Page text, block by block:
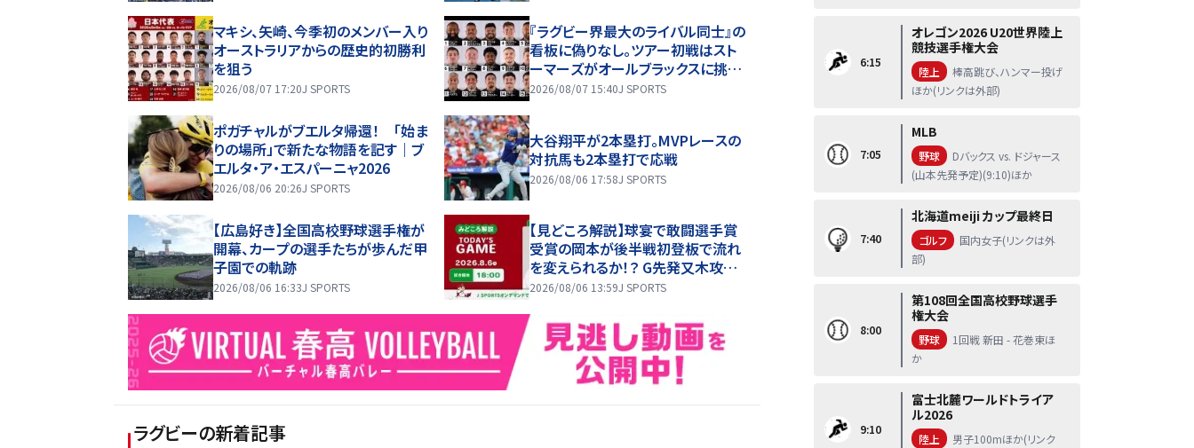
マキシ、矢崎、今季初のメンバー入り
オーストラリアからの歴史的初勝利
を狙う
2026/08/07 17:20J SPORTS
『ラグビー界最大のライバル同士』の
看板に偽りなし。ツアー初戦はスト
ーマーズがオールブラックスに挑
む。歴史を刻めるか
2026/08/07 15:40J SPORTS
ポガチャルがブエルタ帰還！ 「始ま
りの場所」で新たな物語を記す｜ブ
エルタ・ア・エスパーニャ2026
2026/08/06 20:26J SPORTS
大谷翔平が2本塁打。MVPレースの
対抗馬も2本塁打で応戦
2026/08/06 17:58J SPORTS
【広島好き】全国高校野球選手権が
開幕、カープの選手たちが歩んだ甲
子園での軌跡
2026/08/06 16:33J SPORTS
【見どころ解説】球宴で敢闘選手賞
受賞の岡本が後半戦初登板で流れ
を変えられるか！？ G先発又木攻略
の鍵は秋山ら左打者
2026/08/06 13:59J SPORTS
ラグビーの新着記事
6:15
オレゴン2026 U20世界陸上
競技選手権大会
陸上
棒高跳び、ハンマー投げ
ほか(リンクは外部)
7:05
MLB
野球
Dバックス vs. ドジャース
(山本先発予定)(9:10)ほか
7:40
北海道meiji カップ最終日
ゴルフ
国内女子(リンクは外
部)
8:00
第108回全国高校野球選手
権大会
野球
1回戦 新田 - 花巻東ほ
か
9:10
富士北麓ワールドトライア
ル2026
陸上
男子100mほか(リンク